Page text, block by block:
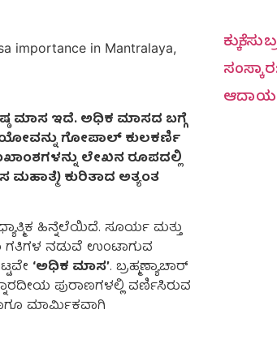
ಮಾಸ ಇದೆ. ಅಧಿಕ ಮಾಸದ ಬಗ್ಗೆ
ಗೋಪಾಲ್ ಕುಲಕರ್ಣಿ
ಲೇಖನ ರೂಪದಲ್ಲಿ
ಕುರಿತಾದ ಅತ್ಯಂತ
ಹಿನ್ನೆಲೆಯಿದೆ. ಸೂರ್ಯ ಮತ್ತು
ಗತಿಗಳ ನಡುವೆ ಉಂಟಾಗುವ
‘ಅಧಿಕ ಮಾಸ’. ಬ್ರಹ್ಮಣ್ಯಾಚಾರ್
ಪುರಾಣಗಳಲ್ಲಿ ವರ್ಣಿಸಿರುವ
ಮಾರ್ಮಿಕವಾಗಿ
ಕುಕ್ಕೆ